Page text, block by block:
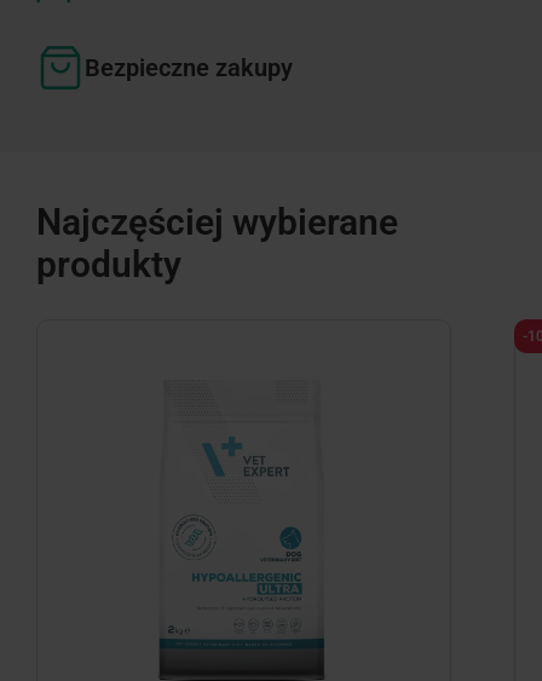
Bezpieczne zakupy
Najczęściej wybierane
produkty
-